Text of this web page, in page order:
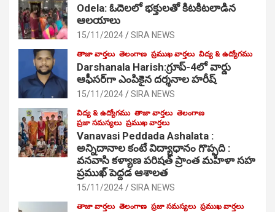
Odela: ఓదెల‌లో భక్తులతో కిటకిటలాడిన
ఆల‌యాలు
15/11/2024 SIRA NEWS
తాజా వార్తలు తెలంగాణ ప్రముఖ వార్తలు విద్య & ఉద్యోగము
Darshanala Harish:గ్రూప్-4లో వార్డు
ఆఫీసర్‌గా ఎంపికైన దర్శనాల హరీష్
15/11/2024 SIRA NEWS
విద్య & ఉద్యోగము తాజా వార్తలు తెలంగాణ
ప్రజా సమస్యలు ప్రముఖ వార్తలు
Vanavasi Peddada Ashalata :
అన్నిదానాల కంటే విద్యాధానం గొప్పది :
వనవాసి కళ్యాణ పరిషత్ ప్రాంత మహిళా సహ
ప్రముఖ్ పెద్దడ ఆశాలత
15/11/2024 SIRA NEWS
తాజా వార్తలు తెలంగాణ ప్రజా సమస్యలు ప్రముఖ వార్తలు